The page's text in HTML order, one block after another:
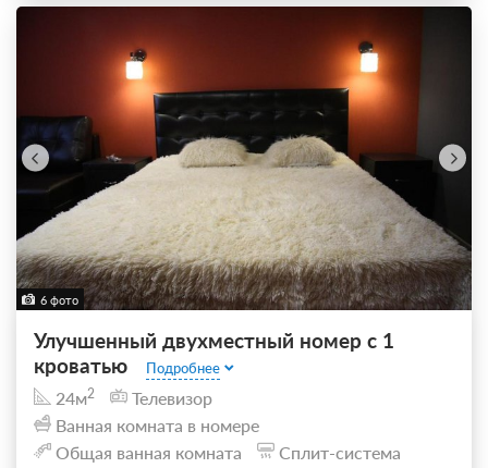
6 фото
Улучшенный двухместный номер с 1
кроватью
Подробнее
24м2
Телевизор
Ванная комната в номере
Общая ванная комната
Сплит-система